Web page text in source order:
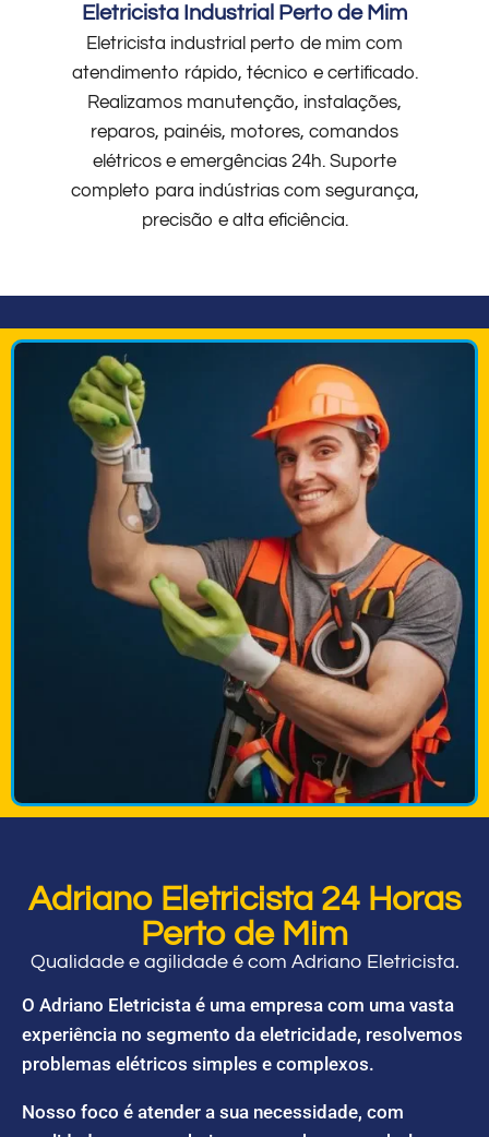
Eletricista Industrial Perto de Mim
Eletricista industrial perto de mim com
atendimento rápido, técnico e certificado.
Realizamos manutenção, instalações,
reparos, painéis, motores, comandos
elétricos e emergências 24h. Suporte
completo para indústrias com segurança,
precisão e alta eficiência.
Adriano Eletricista 24 Horas
Perto de Mim
Qualidade e agilidade é com Adriano Eletricista.
O Adriano Eletricista é uma empresa com uma vasta
experiência no segmento da eletricidade, resolvemos
problemas elétricos simples e complexos.
Nosso foco é atender a sua necessidade, com